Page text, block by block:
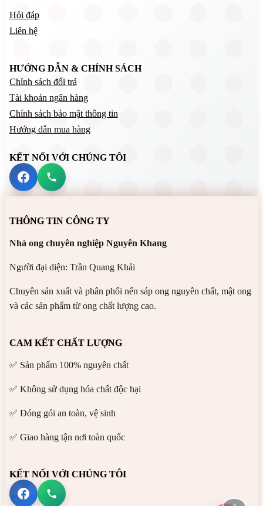
Hỏi đáp
Liên hệ
HƯỚNG DẪN & CHÍNH SÁCH
Chính sách đổi trả
Tài khoản ngân hàng
Chính sách bảo mật thông tin
Hướng dẫn mua hàng
KẾT NỐI VỚI CHÚNG TÔI
THÔNG TIN CÔNG TY
Nhà ong chuyên nghiệp Nguyên Khang
Người đại diện: Trần Quang Khải
Chuyên sản xuất và phân phối nến sáp ong nguyên chất, mật ong
và các sản phẩm từ ong chất lượng cao.
CAM KẾT CHẤT LƯỢNG
✅ Sản phẩm 100% nguyên chất
✅ Không sử dụng hóa chất độc hại
✅ Đóng gói an toàn, vệ sinh
✅ Giao hàng tận nơi toàn quốc
KẾT NỐI VỚI CHÚNG TÔI